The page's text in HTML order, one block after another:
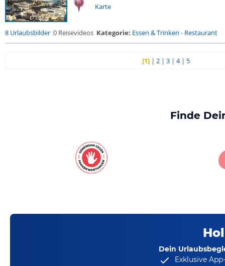
Karte
8 Urlaubsbilder 0 Reisevideos Kategorie: Essen & Trinken - Restaurant
[1] |2 |3 |4| 5
Finde
Dein
Exklusive